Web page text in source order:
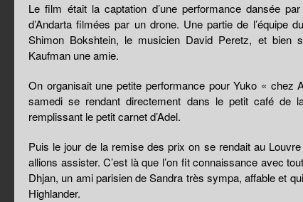
Le film était la captation d’une performance dansée
d’Andarta filmées par un drone. Une partie de l’équipe
Shimon Bokshtein, le musicien David Peretz, et bien
Kaufman une amie.
On organisait une petite performance pour Yuko « chez
samedi se rendant directement dans le petit café de
remplissant le petit carnet d’Adel.
Puis le jour de la remise des prix on se rendait au
allions assister. C’est là que l’on fit connaissance avec
Dhjan, un ami parisien de Sandra très sympa, affable et
Highlander.